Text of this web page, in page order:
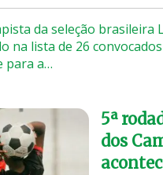
da seleção brasileira
na lista de 26
para a…
5ª
dos